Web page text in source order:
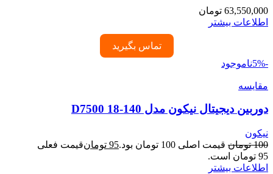
63,550,000 تومان
اطلاعات بیشتر
تماس بگیرید
-5%
ناموجود
مقایسه
دوربین دیجیتال نیکون مدل D7500 18-140
نیکون
100 تومان قیمت اصلی 100 تومان بود. 95 تومانقیمت فعلی
95 تومان است.
اطلاعات بیشتر